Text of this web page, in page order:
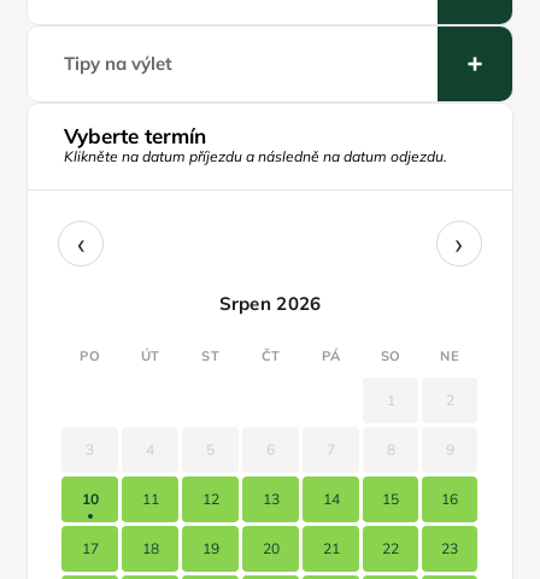
Tipy na výlet
Vyberte termín
Klikněte na datum příjezdu a následně na datum odjezdu.
‹ ›
Srpen 2026
PO ÚT ST ČT PÁ SO NE
1 2
3 4 5 6 7 8 9
10 11 12 13 14 15 16
17 18 19 20 21 22 23